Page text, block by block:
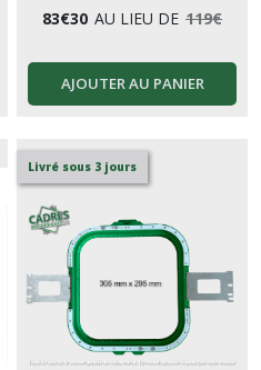
83€30 AU LIEU DE 119€
AJOUTER AU PANIER
Livré sous 3 jours